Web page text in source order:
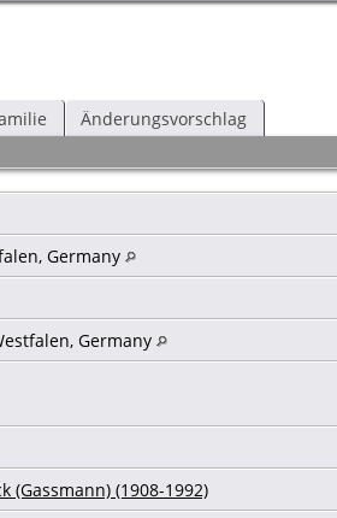
Änderungsvorschlag
Germany
Germany
(Gassmann) (1908-1992)